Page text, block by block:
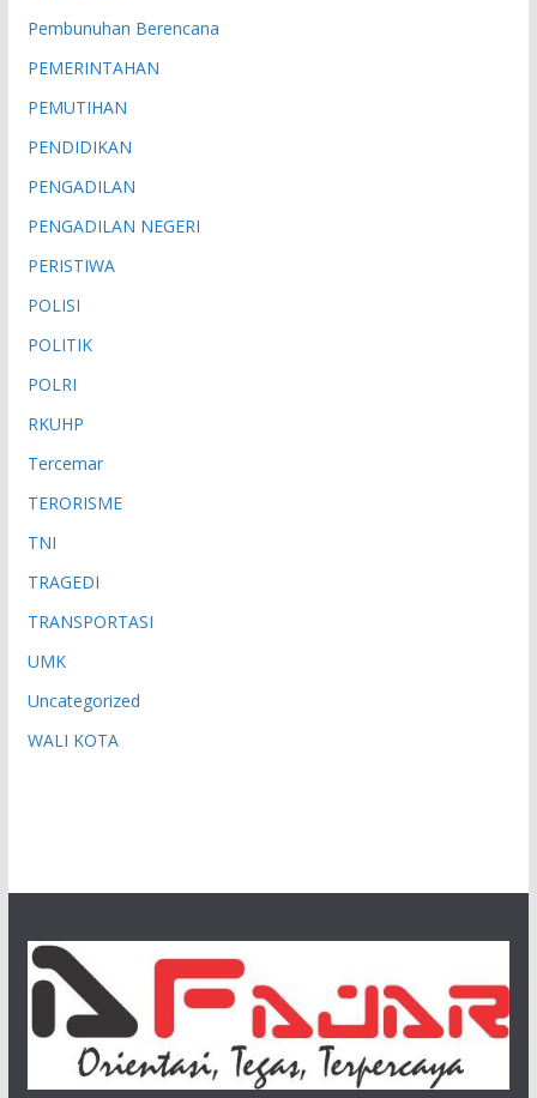
Pembunuhan Berencana
PEMERINTAHAN
PEMUTIHAN
PENDIDIKAN
PENGADILAN
PENGADILAN NEGERI
PERISTIWA
POLISI
POLITIK
POLRI
RKUHP
Tercemar
TERORISME
TNI
TRAGEDI
TRANSPORTASI
UMK
Uncategorized
WALI KOTA